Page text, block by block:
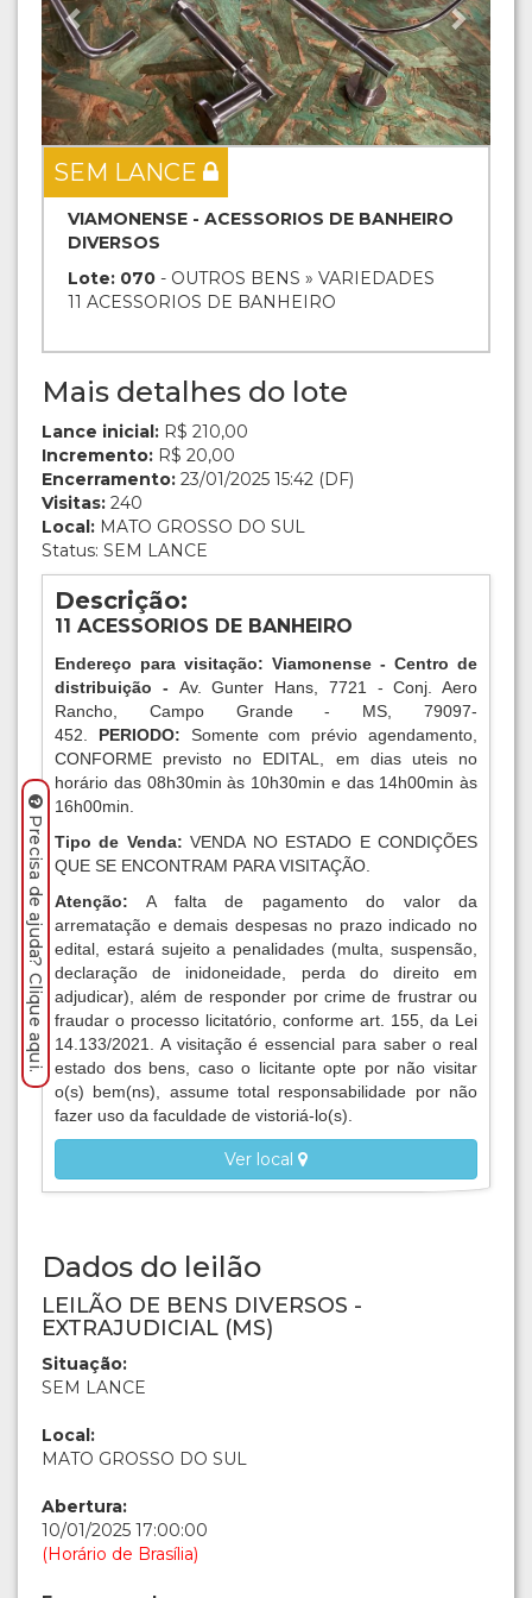
SEM LANCE
VIAMONENSE - ACESSORIOS DE BANHEIRO
DIVERSOS
Lote: 070 - OUTROS BENS » VARIEDADES
11 ACESSORIOS DE BANHEIRO
Mais detalhes do lote
Lance inicial: R$ 210,00
Incremento: R$ 20,00
Encerramento: 23/01/2025 15:42 (DF)
Visitas: 240
Local: MATO GROSSO DO SUL
Status: SEM LANCE
Descrição:
11 ACESSORIOS DE BANHEIRO
Endereço para visitação: Viamonense - Centro de
distribuição - Av. Gunter Hans, 7721 - Conj. Aero
Rancho, Campo Grande - MS, 79097-
452. PERIODO: Somente com prévio agendamento,
CONFORME previsto no EDITAL, em dias uteis no
horário das 08h30min às 10h30min e das 14h00min às
16h00min.
Tipo de Venda:VENDA NO ESTADO E CONDIÇÕES
QUE SE ENCONTRAM PARA VISITAÇÃO.
Atenção:A falta de pagamento do valor da
arrematação e demais despesas no prazo indicado no
edital, estará sujeito a penalidades (multa, suspensão,
declaração de inidoneidade, perda do direito em
adjudicar), além de responder por crime de frustrar ou
fraudar o processo licitatório, conforme art. 155, da Lei
14.133/2021. A visitação é essencial para saber o real
estado dos bens, caso o licitante opte por não visitar
o(s) bem(ns), assume total responsabilidade por não
fazer uso da faculdade de vistoriá-lo(s).
Ver local
Dados do leilão
LEILÃO DE BENS DIVERSOS -
EXTRAJUDICIAL (MS)
Situação:
SEM LANCE
Local:
MATO GROSSO DO SUL
Abertura:
10/01/2025 17:00:00
(Horário de Brasília)
Precisa de ajuda? Clique aqui.